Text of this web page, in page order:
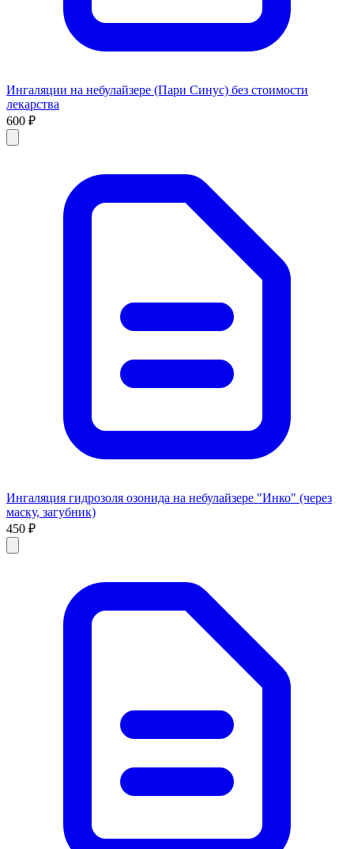
Ингаляции на небулайзере (Пари Синус) без стоимости
лекарства
600 ₽
Ингаляция гидрозоля озонида на небулайзере "Инко" (через
маску, загубник)
450 ₽